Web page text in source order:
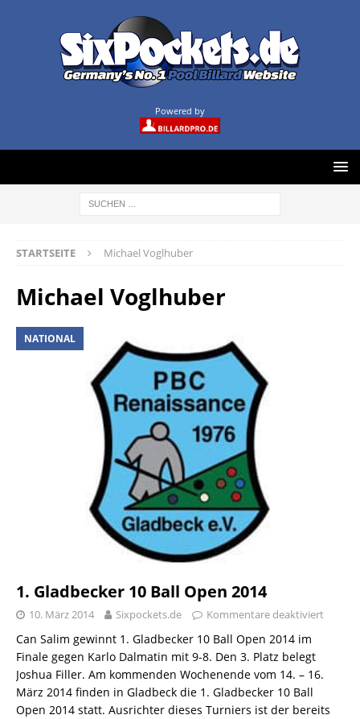
Powered by
STARTSEITE Michael Voglhuber
Michael Voglhuber
NATIONAL
1. Gladbecker 10 Ball Open 2014
10. März 2014 Sixpockets.de Kommentare deaktiviert
Can Salim gewinnt 1. Gladbecker 10 Ball Open 2014 im
Finale gegen Karlo Dalmatin mit 9-8. Den 3. Platz belegt
Joshua Filler. Am kommenden Wochenende vom 14. – 16.
März 2014 finden in Gladbeck die 1. Gladbecker 10 Ball
Open 2014 statt. Ausrichter dieses Turniers ist der bereits